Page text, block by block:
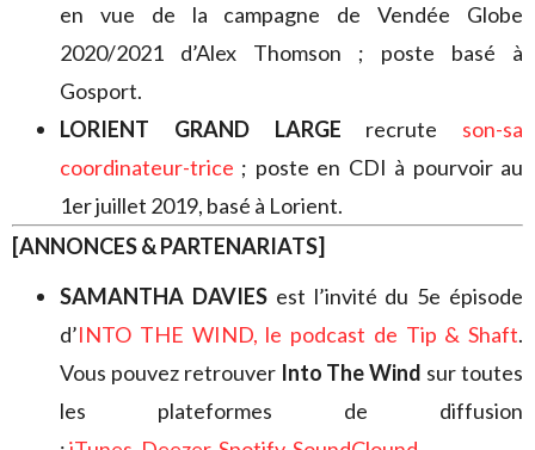
en vue de la campagne de Vendée Globe
2020/2021 d’Alex Thomson ; poste basé à
Gosport.
LORIENT GRAND LARGE recrute son-sa
coordinateur-trice ; poste en CDI à pourvoir au
1er juillet 2019, basé à Lorient.
[ANNONCES & PARTENARIATS]
SAMANTHA DAVIESest l’invité du 5e épisode
d’INTO THE WIND, le podcast de Tip & Shaft.
Vous pouvez retrouver Into The Wind sur toutes
les plateformes de diffusion